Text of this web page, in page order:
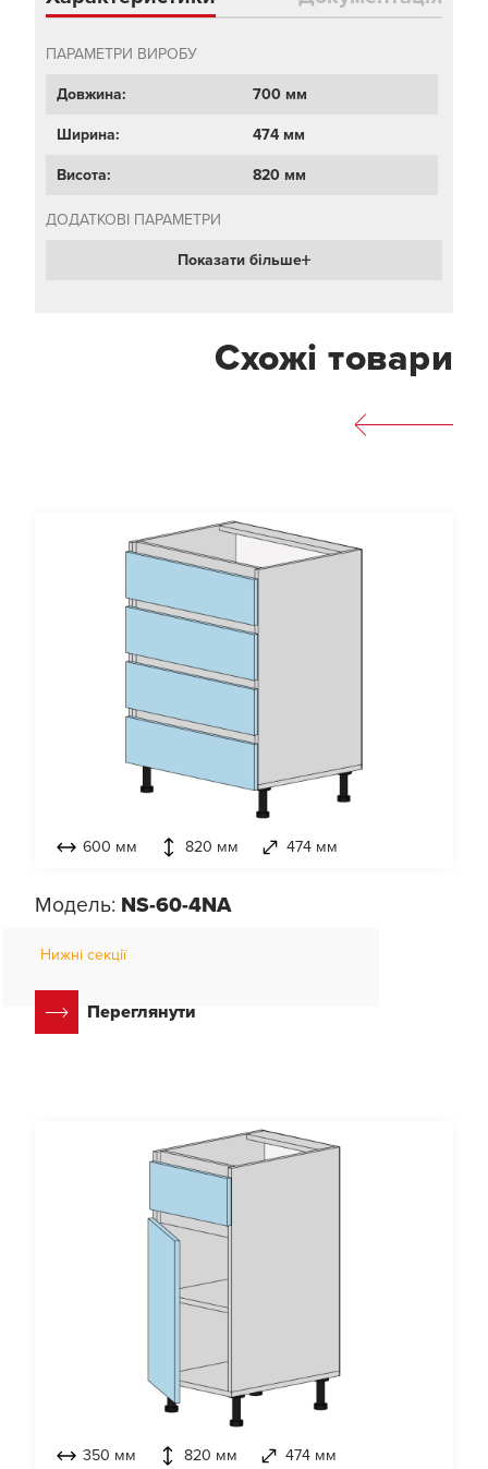
ПАРАМЕТРИ ВИРОБУ
Довжина: 700 мм
Ширина: 474 мм
Висота: 820 мм
ДОДАТКОВІ ПАРАМЕТРИ
Показати більше
Схожі товари
600 мм 820 мм 474 мм
Модель: NS-60-4NA
Нижні секції
Переглянути
350 мм 820 мм 474 мм